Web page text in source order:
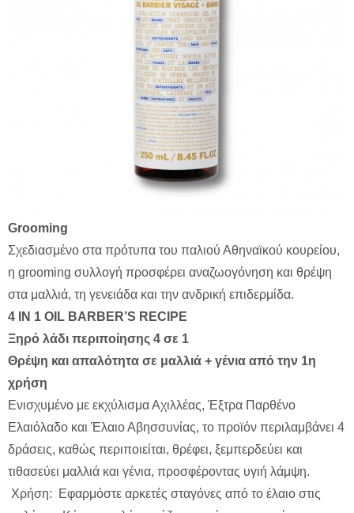
Grooming
Σχεδιασμένο στα πρότυπα του παλιού Αθηναϊκού κουρείου,
η grooming συλλογή προσφέρει αναζωογόνηση και θρέψη
στα μαλλιά, τη γενειάδα και την ανδρική επιδερμίδα.
4 IN 1 OIL BARBER’S RECIPE
Ξηρό λάδι περιποίησης 4 σε 1
Θρέψη και απαλότητα σε μαλλιά + γένια από την 1η
χρήση
Ενισχυμένο με εκχύλισμα Αχιλλέας, Έξτρα Παρθένο
Ελαιόλαδο και Έλαιο Αβησσυνίας, το προϊόν περιλαμβάνει 4
δράσεις, καθώς περιποιείται, θρέφει, ξεμπερδεύει και
τιθασεύει μαλλιά και γένια, προσφέροντας υγιή λάμψη.
Χρήση: Εφαρμόστε αρκετές σταγόνες από το έλαιο στις